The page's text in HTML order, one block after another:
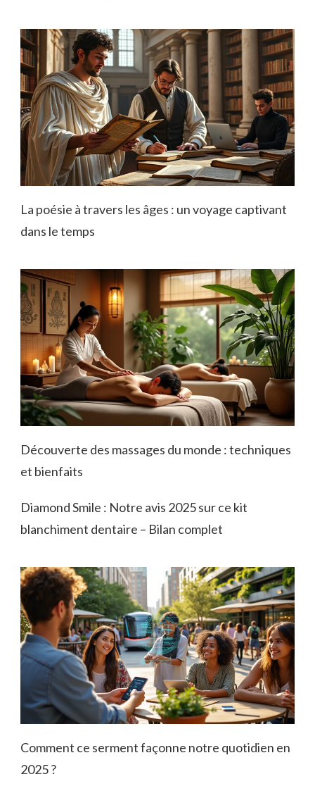
La poésie à travers les âges : un voyage captivant
dans le temps
Découverte des massages du monde : techniques
et bienfaits
Diamond Smile : Notre avis 2025 sur ce kit
blanchiment dentaire – Bilan complet
Comment ce serment façonne notre quotidien en
2025 ?